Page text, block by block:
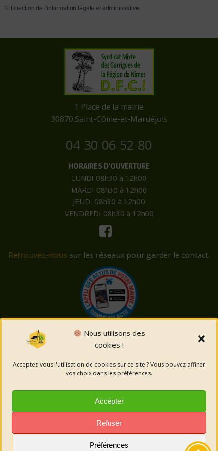
Nous utilisons des
cookies !
Acceptez-vous l'utilisation de cookies sur ce site ? Vous pouvez affiner
vos choix dans les préférences.
Accepter
Refuser
Préférences
© Direction de l'information légale et administrative
​1 Place de la mairie
​30870 Saint-Côme-et-Maruéjols
04 30 06 52 80
HORAIRES D'OUVERTURE
LUNDI 08h30 à 12h00
MARDI 08h30 à 12h00
JEUDI 08h30 à 12h00
VENDREDI 08h30 à 12h00
Retrouvez-nous sur les réseaux pour garder le contact.
© 2026 Saint-Côme-et-Maruéjols. Un service proposé
Mentions légales
Politique des cookies